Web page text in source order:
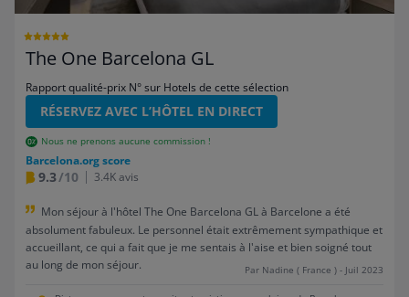
The One Barcelona GL
Rapport qualité-prix N° sur Hotels de cette sélection
RÉSERVEZ AVEC L’HÔTEL EN DIRECT
Nous ne prenons aucune commission !
Barcelona.org score
9.3/10 3.4K avis
Mon séjour à l'hôtel The One Barcelona GL à Barcelone a été
absolument fabuleux. Le personnel était extrêmement sympathique et
accueillant, ce qui a fait que je me sentais à l'aise et bien soigné tout
au long de mon séjour.
Par Nadine ( France ) - Juil 2023